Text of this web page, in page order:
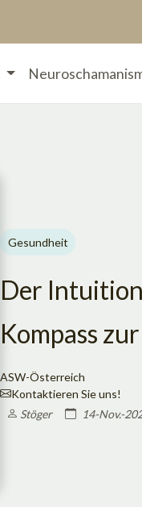
Der
Kompass
ASW-Österreich
Kontaktieren Sie uns!
Stöger
14-Nov.-
Gesundheit